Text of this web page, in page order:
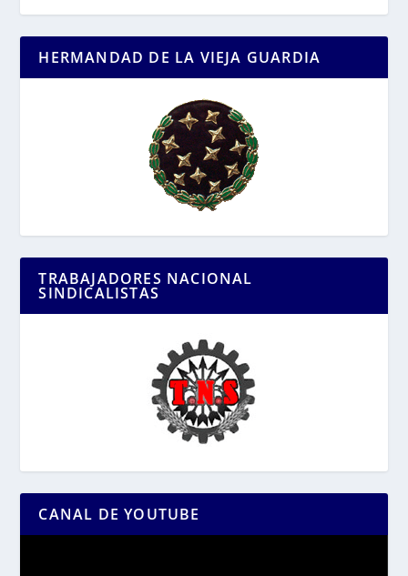
HERMANDAD DE LA VIEJA GUARDIA
TRABAJADORES NACIONAL
SINDICALISTAS
CANAL DE YOUTUBE